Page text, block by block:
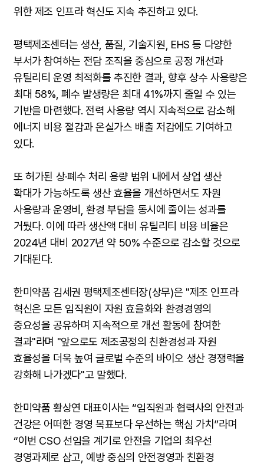
위한 제조 인프라 혁신도 지속 추진하고 있다.
평택제조센터는 생산, 품질, 기술지원, EHS 등 다양한
부서가 참여하는 전담 조직을 중심으로 공정 개선과
유틸리티 운영 최적화를 추진한 결과, 향후 상수 사용량은
최대 58%, 폐수 발생량은 최대 41%까지 줄일 수 있는
기반을 마련했다. 전력 사용량 역시 지속적으로 감소해
에너지 비용 절감과 온실가스 배출 저감에도 기여하고
있다.
또 허가된 상·폐수 처리 용량 범위 내에서 상업 생산
확대가 가능하도록 생산 효율을 개선하면서도 자원
사용량과 운영비, 환경 부담을 동시에 줄이는 성과를
거뒀다. 이에 따라 생산액 대비 유틸리티 비용 비율은
2024년 대비 2027년 약 50% 수준으로 감소할 것으로
기대된다.
한미약품 김세권 평택제조센터장(상무)은 "제조 인프라
혁신은 모든 임직원이 자원 효율화와 환경경영의
중요성을 공유하며 지속적으로 개선 활동에 참여한
결과"라며 "앞으로도 제조공정의 친환경성과 자원
효율성을 더욱 높여 글로벌 수준의 바이오 생산 경쟁력을
강화해 나가겠다"고 말했다.
한미약품 황상연 대표이사는 “임직원과 협력사의 안전과
건강은 어떠한 경영 목표보다 우선하는 핵심 가치”라며
“이번 CSO 선임을 계기로 안전을 기업의 최우선
경영과제로 삼고, 예방 중심의 안전경영과 친환경